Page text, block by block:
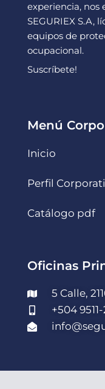
experiencia, nos
SEGURIEX S.A,
equipos de
ocupacional.
Suscríbete!
Menú
Inicio
Perfil
Catálogo pdf
Oficinas
5 Calle,
+504